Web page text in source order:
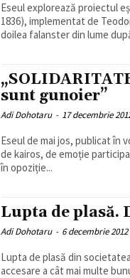
Eseul explorează proiectul
1836), implementat de
doilea falanster din lume
sunt gunoier”
Adi Dohotaru - 17 decembrie
Eseul de mai jos, publicat în
de kairos, de emoție
în opoziție...
Lupta de plasă.
Adi Dohotaru - 6 decembrie 2012
Lupta de plasă din
accesare a cât mai multe